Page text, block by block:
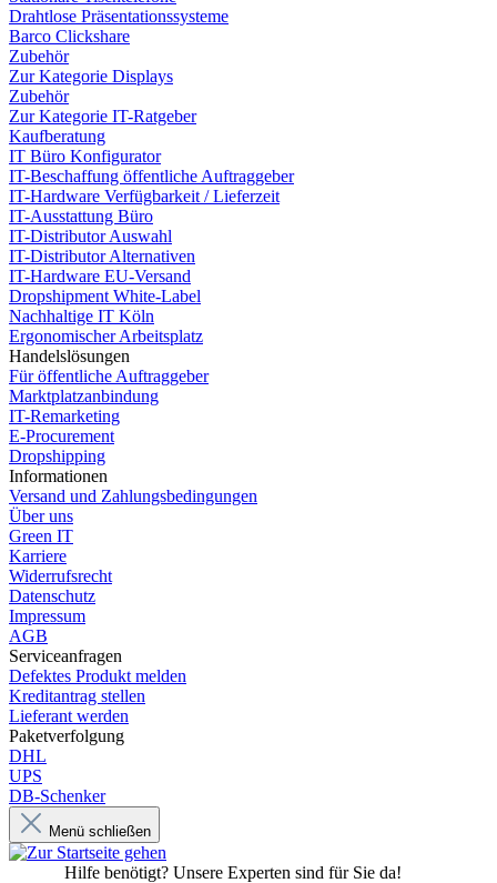
Drahtlose Präsentationssysteme
Barco Clickshare
Zubehör
Zur Kategorie Displays
Zubehör
Zur Kategorie IT-Ratgeber
Kaufberatung
IT Büro Konfigurator
IT-Beschaffung öffentliche Auftraggeber
IT-Hardware Verfügbarkeit / Lieferzeit
IT-Ausstattung Büro
IT-Distributor Auswahl
IT-Distributor Alternativen
IT-Hardware EU-Versand
Dropshipment White-Label
Nachhaltige IT Köln
Ergonomischer Arbeitsplatz
Handelslösungen
Für öffentliche Auftraggeber
Marktplatzanbindung
IT-Remarketing
E-Procurement
Dropshipping
Informationen
Versand und Zahlungsbedingungen
Über uns
Green IT
Karriere
Widerrufsrecht
Datenschutz
Impressum
AGB
Serviceanfragen
Defektes Produkt melden
Kreditantrag stellen
Lieferant werden
Paketverfolgung
DHL
UPS
DB-Schenker
Menü schließen
Hilfe benötigt? Unsere Experten sind für Sie da!